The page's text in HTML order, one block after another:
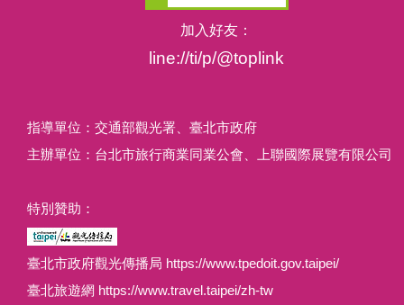
加入好友：
line://ti/p/@toplink
指導單位：交通部觀光署、臺北市政府
主辦單位：台北市旅行商業同業公會、上聯國際展覽有限公司
特別贊助：
臺北市政府觀光傳播局 https://www.tpedoit.gov.taipei/
臺北旅遊網 https://www.travel.taipei/zh-tw